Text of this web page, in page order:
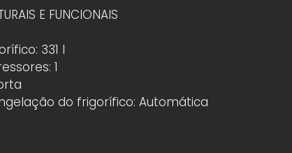
E FUNCIONAIS
331 l
1
do frigorífico: Automática